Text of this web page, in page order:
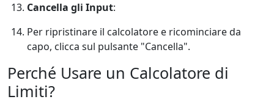
Cancella gli Input:
Per ripristinare il calcolatore e ricominciare da
capo, clicca sul pulsante "Cancella".
Perché Usare un Calcolatore di
Limiti?